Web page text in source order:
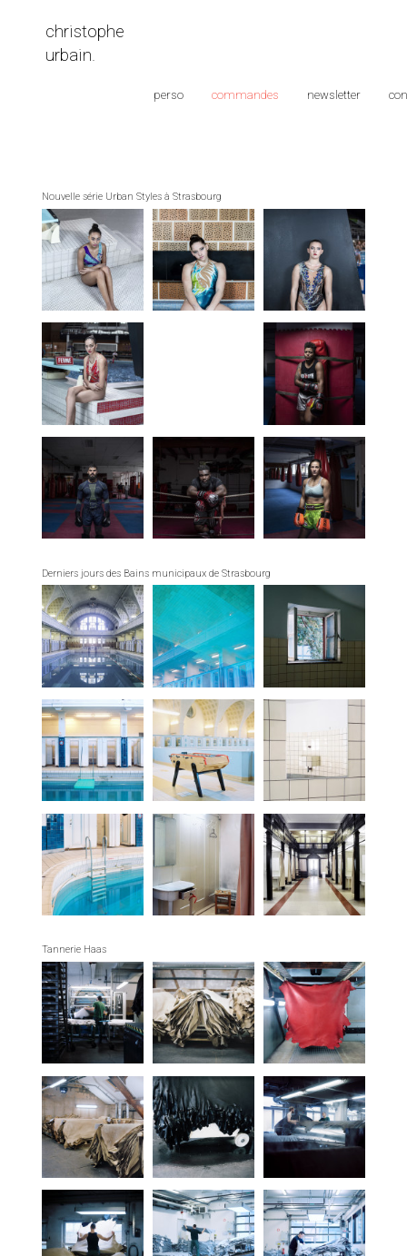
christophe
urbain.
perso commandes newsletter
Nouvelle série Urban Styles à Strasbourg
Derniers jours des Bains municipaux de Strasbourg
Tannerie Haas